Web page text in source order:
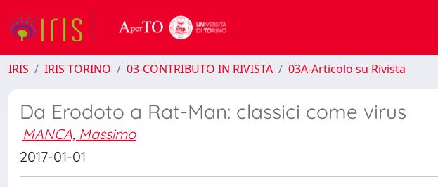
IRIS IRIS TORINO 03-CONTRIBUTO IN RIVISTA 03A-Articolo su Rivista
Da Erodoto a Rat-Man: classici come virus
MANCA, Massimo
2017-01-01